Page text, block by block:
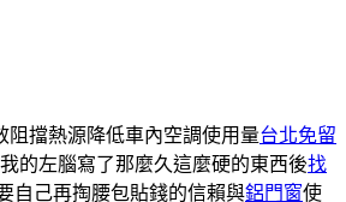
阻擋熱源降低車內空調使用量台北免留
的左腦寫了那麼久這麼硬的東西後找
自己再掏腰包貼錢的信賴與鋁門窗使